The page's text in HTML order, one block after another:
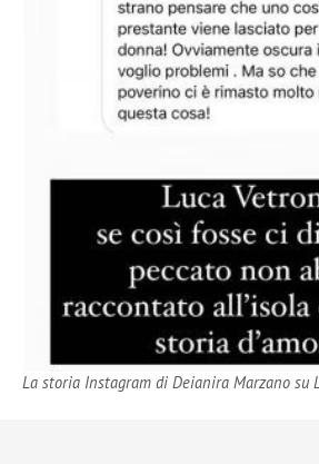
La storia Instagram di Deianira Marzano su